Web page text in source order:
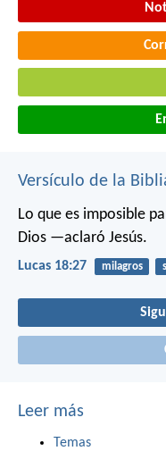
Versículo de la
Lo que es imposible
Dios —aclaró Jesús.
Lucas 18:27 milagros
Leer más
Temas